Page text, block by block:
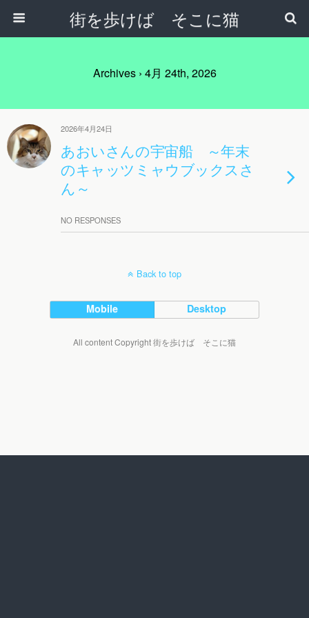
街を歩けば そこに猫
Archives › 4月 24th, 2026
2026年4月24日
あおいさんの宇宙船 ～年末
のキャッツミャウブックスさ
ん～
NO RESPONSES
Back to top
Mobile Desktop
All content Copyright 街を歩けば そこに猫